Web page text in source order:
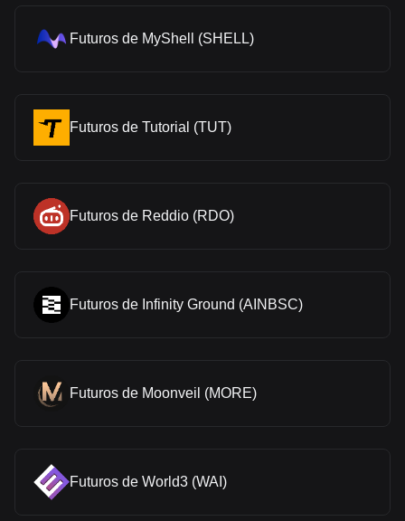
Futuros de MyShell (SHELL)
Futuros de Tutorial (TUT)
Futuros de Reddio (RDO)
Futuros de Infinity Ground (AINBSC)
Futuros de Moonveil (MORE)
Futuros de World3 (WAI)